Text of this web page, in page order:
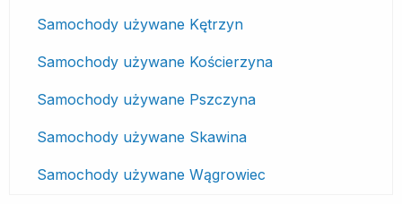
Samochody używane Kętrzyn
Samochody używane Kościerzyna
Samochody używane Pszczyna
Samochody używane Skawina
Samochody używane Wągrowiec